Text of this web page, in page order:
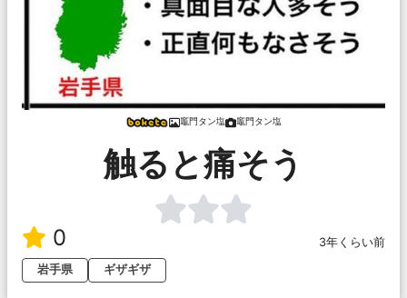
竈門タン塩 竈門タン塩
触ると痛そう
0
3年くらい前
岩手県
ギザギザ